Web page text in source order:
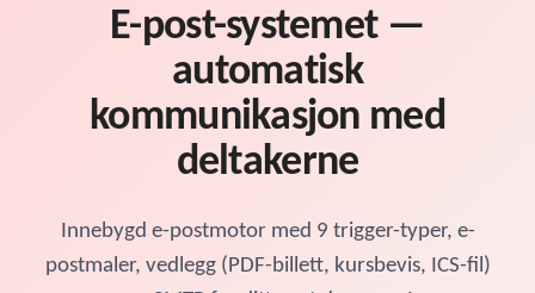
E-post-systemet —
automatisk
kommunikasjon med
deltakerne
Innebygd e-postmotor med 9 trigger-typer, e-
postmaler, vedlegg (PDF-billett, kursbevis, ICS-fil)